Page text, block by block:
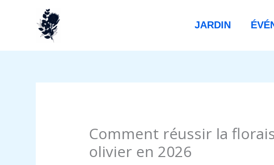
JARDIN
Comment réussir la
olivier en 2026